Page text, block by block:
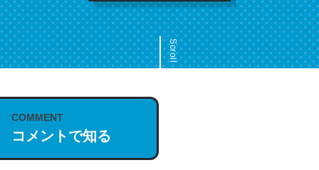
Scroll
COMMENT
コメントで知る
これは名文。彼はとてもクレバーなんだろうなと凄く思
う。英語少しでも読める人は原文もお勧め。自分はこの流
れ好き。Let’s Fucking Go. Then Covid hit. Shit.